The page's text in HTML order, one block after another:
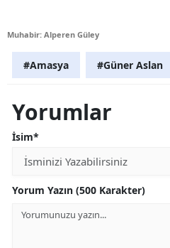
Muhabir: Alperen Güley
#Amasya #Güner Aslan
Yorumlar
İsim*
Yorum Yazın (500 Karakter)